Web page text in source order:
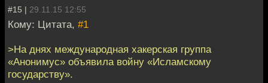
#15 | 29.11.15 12:55
Кому: Цитата, #1
>На днях международная хакерская группа
«Анонимус» объявила войну «Исламскому
государству».